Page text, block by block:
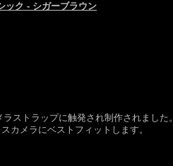
ック - シガーブラウン
ストラップに触発され制作されました。
カメラにベストフィットします。